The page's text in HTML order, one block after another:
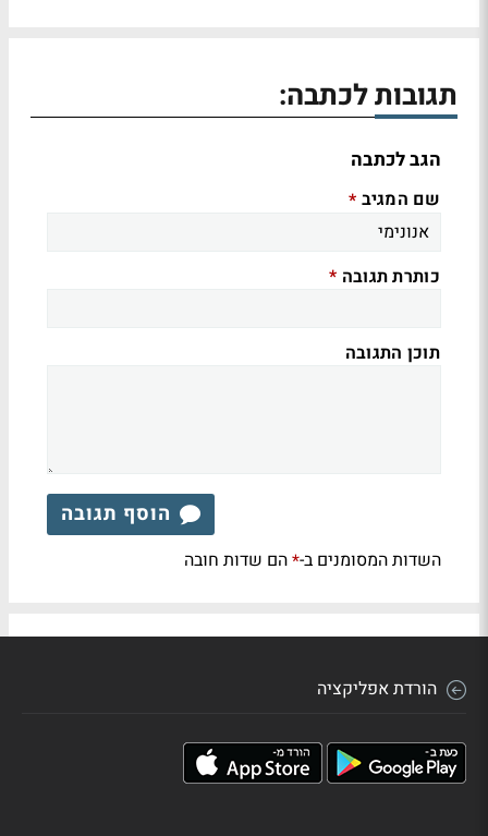
תגובות לכתבה:
הגב לכתבה
שם המגיב *
כותרת תגובה *
תוכן התגובה
הוסף תגובה
השדות המסומנים ב-*הם שדות חובה
הורדת אפליקציה